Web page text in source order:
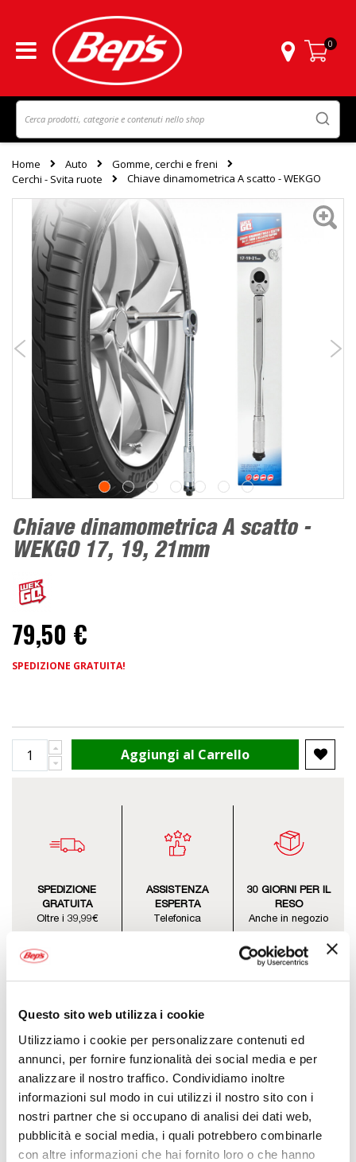
Questo sito web utilizza i cookie
Utilizziamo i cookie per personalizzare contenuti ed
annunci, per fornire funzionalità dei social media e per
analizzare il nostro traffico. Condividiamo inoltre
informazioni sul modo in cui utilizzi il nostro sito con i
nostri partner che si occupano di analisi dei dati web,
pubblicità e social media, i quali potrebbero combinarle
con altre informazioni che hai fornito loro o che hanno
Carrello
0
Home Auto
Gomme, cerchi e freni
Cerchi - Svita ruote
Chiave dinamometrica A scatto - WEKGO
Chiave dinamometrica A scatto -
WEKGO 17, 19, 21mm
79,50 €
SPEDIZIONE GRATUITA!
Aggiungi al Carrello
SPEDIZIONE
GRATUITA
Oltre i 39,99€
ASSISTENZA
ESPERTA
Telefonica
30 GIORNI PER IL
RESO
Anche in negozio
Descrizione
Chiave dinamometrica a scatto da 21,3mm a rilascio rapido.
Azionamento 1/2". Dentatura: 24 Lunghezza 47cm Bussole incluse:
17/19/21mm Con prolunga. Precisione: +/-4% Torque wrench: 28-
210Nm